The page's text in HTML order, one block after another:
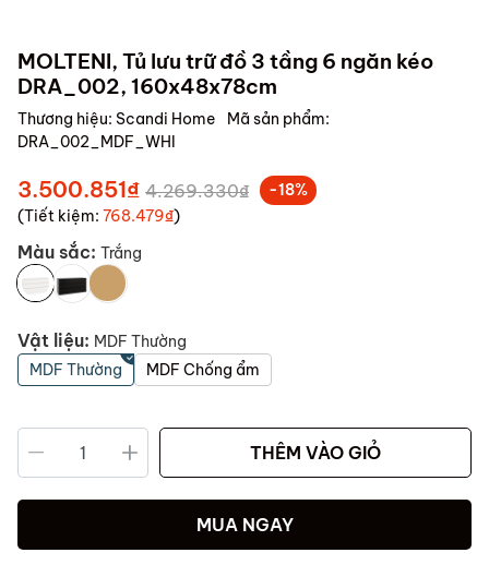
MOLTENI, Tủ lưu trữ đồ 3 tầng 6 ngăn kéo
DRA_002, 160x48x78cm
Thương hiệu: Scandi Home
Mã sản phẩm:
DRA_002_MDF_WHI
3.500.851₫ 4.269.330₫
-18%
(Tiết kiệm: 768.479₫)
Màu sắc: Trắng
Vật liệu: MDF Thường
MDF Thường
MDF Chống ẩm
THÊM VÀO GIỎ
MUA NGAY